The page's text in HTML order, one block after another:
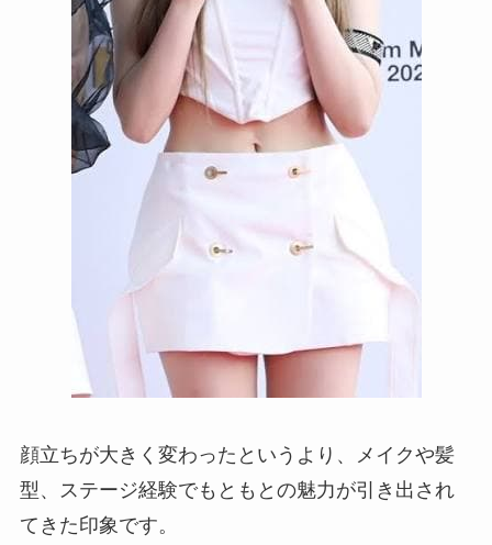
顔立ちが大きく変わったというより、メイクや髪
型、ステージ経験でもともとの魅力が引き出され
てきた印象です。